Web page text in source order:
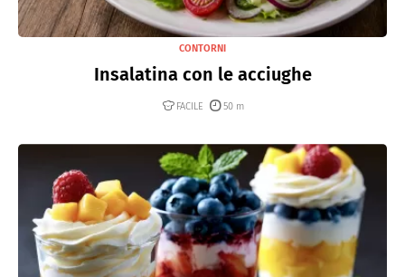
CONTORNI
Insalatina con le acciughe
FACILE 50 m